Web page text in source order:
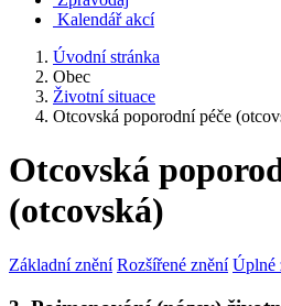
Kalendář akcí
Úvodní stránka
Obec
Životní situace
Otcovská poporodní péče
Otcovská
(otcovská)
Základní znění Rozšířené znění Úplné